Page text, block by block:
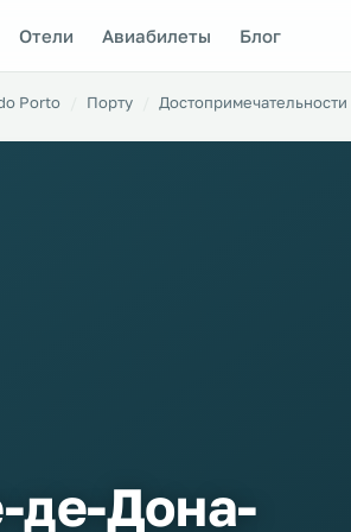
Отели Авиабилеты Блог
Porto Порту Достопримечательности
де-Дона-